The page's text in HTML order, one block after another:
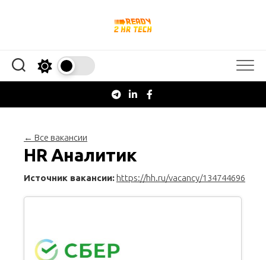
← Все вакансии
HR Аналитик
Источник вакансии: https://hh.ru/vacancy/134744696